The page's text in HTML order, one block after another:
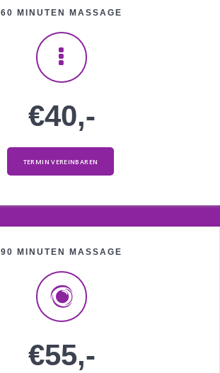
60 MINUTEN MASSAGE
€40,-
TERMIN VEREINBAREN
90 MINUTEN MASSAGE
€55,-